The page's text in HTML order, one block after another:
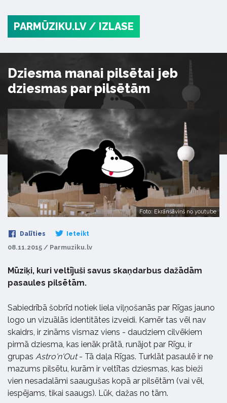
PARMŪZIKU.LV / IZLASE
Dziesma manai pilsētai jeb
dziesmas par pilsētām
Foto: Ekrānšāviņš no youtube
Dalīties Ieteikt
08.11.2015 / Parmuziku.lv
Mūziķi, kuri veltījuši savus skaņdarbus dažādām
pasaules pilsētām.
Sabiedrībā šobrīd notiek liela viļņošanās par Rīgas jauno
logo un vizuālās identitātes izveidi. Kamēr tas vēl nav
skaidrs, ir zināms vismaz viens - daudziem cilvēkiem
pirmā dziesma, kas ienāk prātā, runājot par Rīgu, ir
grupas Astro'n'Out- Tā daļa Rīgas. Turklāt pasaulē ir ne
mazums pilsētu, kurām ir veltītas dziesmas, kas bieži
vien nesadalāmi saaugušas kopā ar pilsētām (vai vēl,
iespējams, tikai saaugs). Lūk, dažas no tām.